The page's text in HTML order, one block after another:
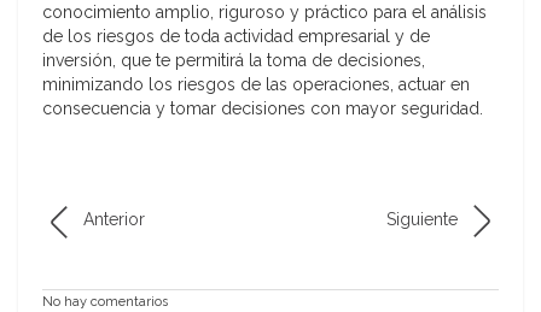
conocimiento amplio, riguroso y práctico para el análisis
de los riesgos de toda actividad empresarial y de
inversión, que te permitirá la toma de decisiones,
minimizando los riesgos de las operaciones, actuar en
consecuencia y tomar decisiones con mayor seguridad.
Anterior Siguiente
No hay comentarios